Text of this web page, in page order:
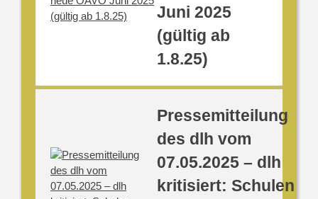
Juni 2025
(gültig ab
1.8.25)
Pressemitteilung
des dlh vom
07.05.2025 – dlh
kritisiert: Schulen